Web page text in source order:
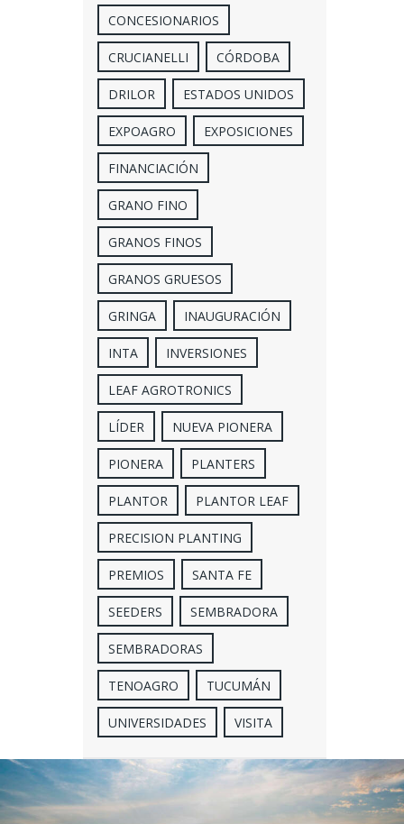
CONCESIONARIOS
CRUCIANELLI CÓRDOBA
DRILOR ESTADOS UNIDOS
EXPOAGRO EXPOSICIONES
FINANCIACIÓN
GRANO FINO
GRANOS FINOS
GRANOS GRUESOS
GRINGA INAUGURACIÓN
INTA INVERSIONES
LEAF AGROTRONICS
LÍDER NUEVA PIONERA
PIONERA PLANTERS
PLANTOR PLANTOR LEAF
PRECISION PLANTING
PREMIOS SANTA FE
SEEDERS SEMBRADORA
SEMBRADORAS
TENOAGRO TUCUMÁN
UNIVERSIDADES VISITA